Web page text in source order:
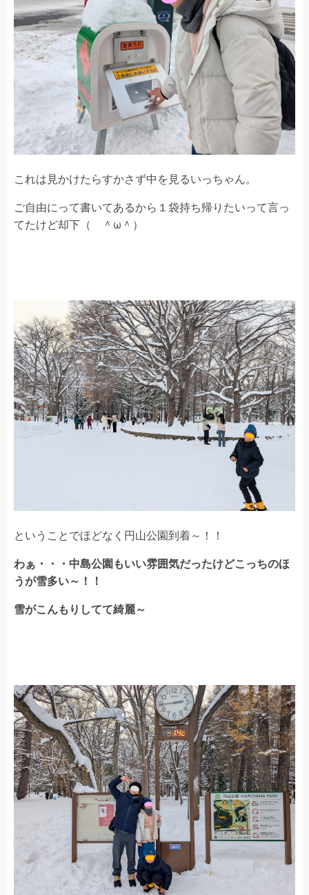
これは見かけたらすかさず中を見るいっちゃん。
ご自由にって書いてあるから１袋持ち帰りたいって言っ
てたけど却下（ ＾ω＾）
ということでほどなく円山公園到着～！！
わぁ・・・中島公園もいい雰囲気だったけどこっちのほ
うが雪多い～！！
雪がこんもりしてて綺麗～